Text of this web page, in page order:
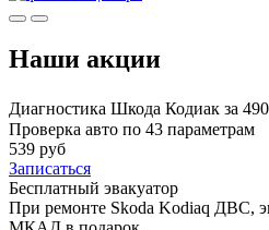
Наши акции
Диагностика Шкода Кодиак за
Проверка авто по 43 параметрам
539 руб
Записаться
Бесплатный эвакуатор
При ремонте Skoda Kodiaq ДВС,